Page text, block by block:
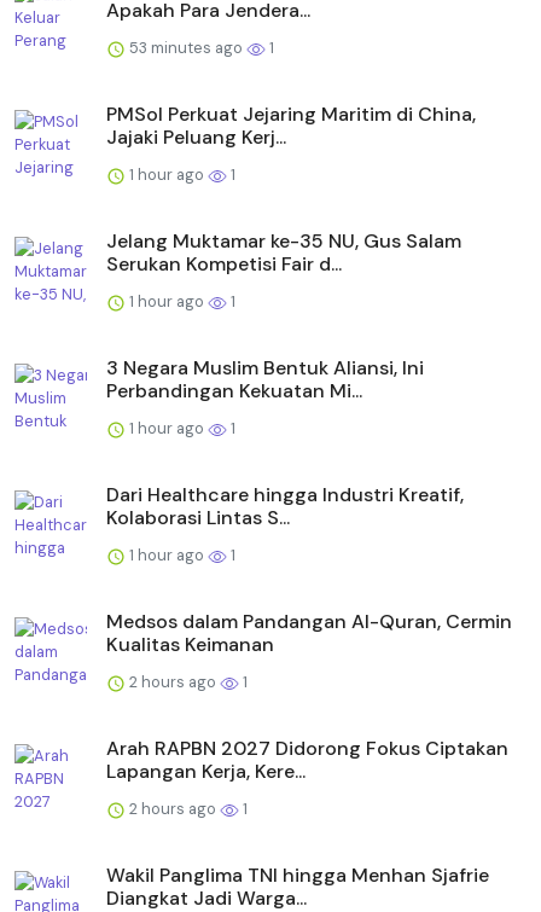
Apakah Para Jendera...
53 minutes ago 1
PMSol Perkuat Jejaring Maritim di China,
Jajaki Peluang Kerj...
1 hour ago 1
Jelang Muktamar ke-35 NU, Gus Salam
Serukan Kompetisi Fair d...
1 hour ago 1
3 Negara Muslim Bentuk Aliansi, Ini
Perbandingan Kekuatan Mi...
1 hour ago 1
Dari Healthcare hingga Industri Kreatif,
Kolaborasi Lintas S...
1 hour ago 1
Medsos dalam Pandangan Al-Quran, Cermin
Kualitas Keimanan
2 hours ago 1
Arah RAPBN 2027 Didorong Fokus Ciptakan
Lapangan Kerja, Kere...
2 hours ago 1
Wakil Panglima TNI hingga Menhan Sjafrie
Diangkat Jadi Warga...